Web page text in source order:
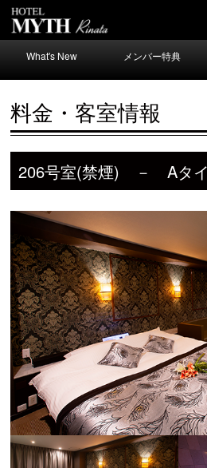
What's New メンバー特典
料金・客室情報
206号室(禁煙) － Aタ